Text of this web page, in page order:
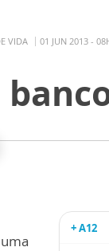
VIDA 01 JUN 2013 -
+ A12